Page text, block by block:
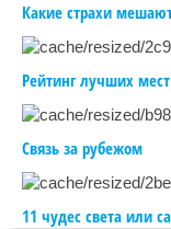
Какие страхи
Рейтинг лучших
Связь за рубежом
11 чудес света или